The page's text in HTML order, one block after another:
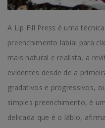
A Lip Fill Press é uma
preenchimento labial para
mais natural e realista, a
evidentes desde de a
gradativos e progressivos,
simples preenchimento, é
delicada que é o lábio,